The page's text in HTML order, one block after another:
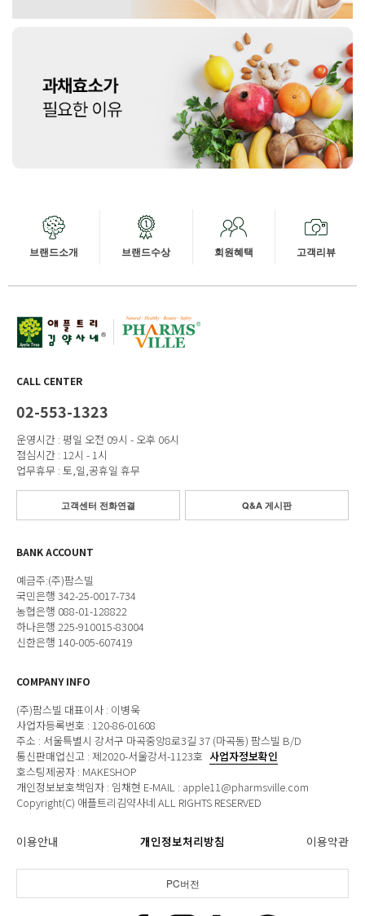
브랜드소개 브랜드수상 회원혜택 고객리뷰
CALL CENTER
02-553-1323
운영시간 : 평일 오전 09시 - 오후 06시
점심시간 : 12시 - 1시
업무휴무 : 토,일,공휴일 휴무
고객센터 전화연결 Q&A 게시판
BANK ACCOUNT
예금주:(주)팜스빌
국민은행 342-25-0017-734
농협은행 088-01-128822
하나은행 225-910015-83004
신한은행 140-005-607419
COMPANY INFO
(주)팜스빌 대표이사 : 이병욱
사업자등록번호 : 120-86-01608
주소 : 서울특별시 강서구 마곡중앙8로3길 37 (마곡동) 팜스빌 B/D
통신판매업신고 : 제2020-서울강서-1123호 사업자정보확인
호스팅제공자 : MAKESHOP
개인정보보호책임자 : 임채현 E-MAIL : apple11@pharmsville.com
Copyright(C) 애플트리김약사네 ALL RIGHTS RESERVED
이용안내 개인정보처리방침 이용약관
PC버전